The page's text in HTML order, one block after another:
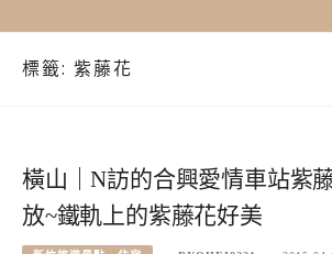
標籤: 紫藤花
橫山｜N訪的合興愛情車站紫
放~鐵軌上的紫藤花好美